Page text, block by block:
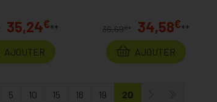
35,24€**
AJOUTER
36,69€* 34,58€**
AJOUTER
5 10 15 18 19 20